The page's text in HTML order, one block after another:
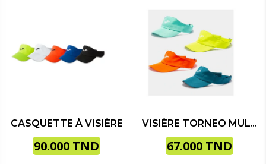
CASQUETTE À VISIÈRE
90.000 TND
VISIÈRE TORNEO MULTICOLORE
67.000 TND